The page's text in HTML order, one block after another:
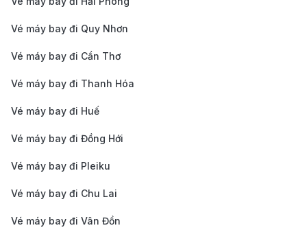
văn hóa truyền thống. Bên cạnh đó, thành phố còn
nổi bật với các lễ hội hấp dẫn và nền ẩm thực phong
phú, hứa hẹn mang đến cho du khách một hành trình
Những địa điểm không thể bỏ lỡ khi đến
Okayama
Vườn Korakuen: Đây là một trong ba khu vườn nổi
tiếng nhất Nhật Bản, được xây dựng từ thế kỷ 17.
Với không gian rộng lớn, vườn Korakuen mang đến
thưởng ngoạn thiên nhiên.
Vé máy bay đi Quy Nhơn
Vé máy bay đi Cần Thơ
Vé máy bay đi Thanh Hóa
Vé máy bay đi Huế
Vé máy bay đi Đồng Hới
Vé máy bay đi Pleiku
Vé máy bay đi Chu Lai
Vé máy bay đi Vân Đồn